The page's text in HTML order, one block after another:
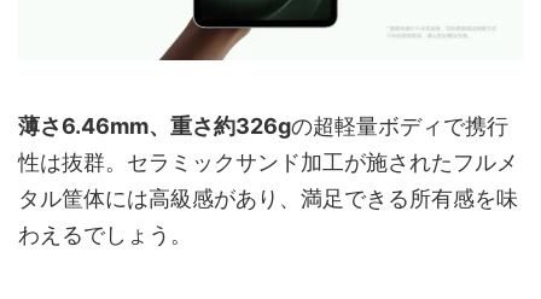
薄さ6.46mm、重さ約326gの超軽量ボディで携行
性は抜群。セラミックサンド加工が施されたフルメ
タル筐体には高級感があり、満足できる所有感を味
わえるでしょう。